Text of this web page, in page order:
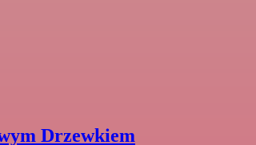
Drzewkiem